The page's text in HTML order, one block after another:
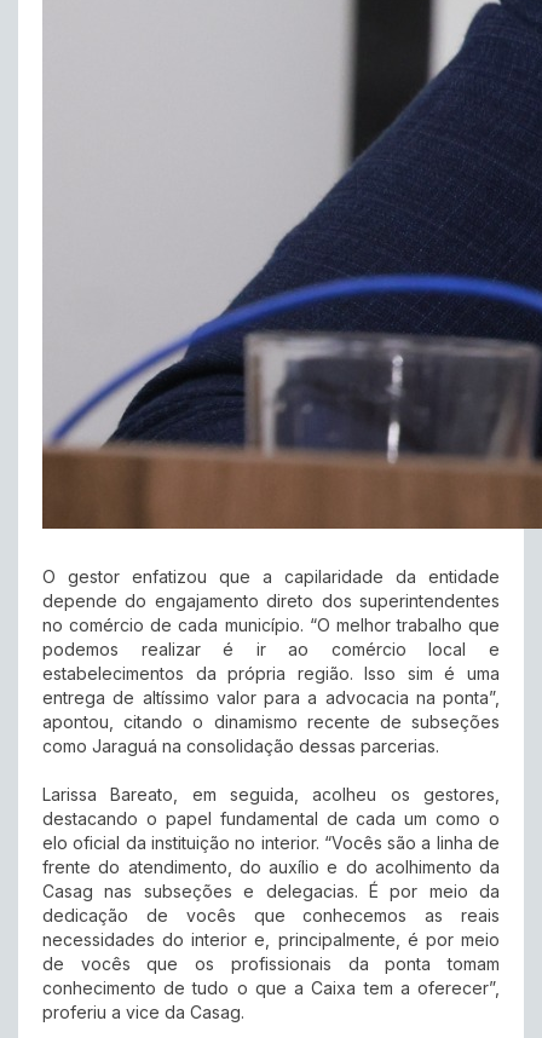
O gestor enfatizou que a capilaridade da entidade
depende do engajamento direto dos superintendentes
no comércio de cada município. “O melhor trabalho que
podemos realizar é ir ao comércio local e
estabelecimentos da própria região. Isso sim é uma
entrega de altíssimo valor para a advocacia na ponta”,
apontou, citando o dinamismo recente de subseções
como Jaraguá na consolidação dessas parcerias.
Larissa Bareato, em seguida, acolheu os gestores,
destacando o papel fundamental de cada um como o
elo oficial da instituição no interior. “Vocês são a linha de
frente do atendimento, do auxílio e do acolhimento da
Casag nas subseções e delegacias. É por meio da
dedicação de vocês que conhecemos as reais
necessidades do interior e, principalmente, é por meio
de vocês que os profissionais da ponta tomam
conhecimento de tudo o que a Caixa tem a oferecer”,
proferiu a vice da Casag.